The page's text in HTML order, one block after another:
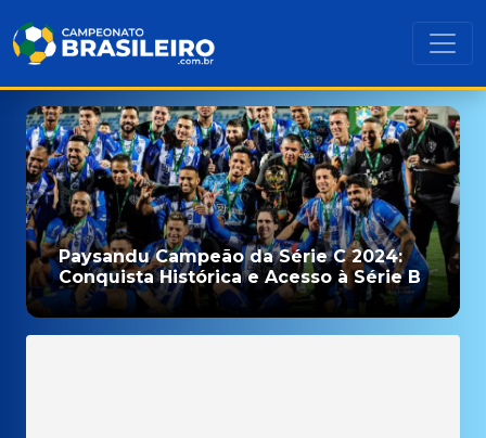
Paysandu Campeão da Série C 2024:
Conquista Histórica e Acesso à Série B